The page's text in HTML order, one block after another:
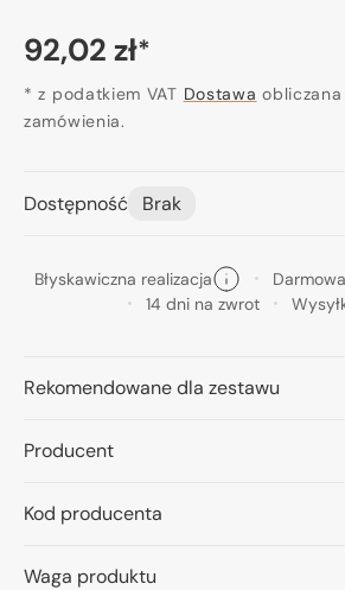
Cena
regularna
92,02 zł*
* z podatkiem VAT Dostawa
zamówienia.
Dostępność Brak
Błyskawiczna realizacja
14 dni na zwrot
Rekomendowane dla zestawu
Producent
Kod producenta
Waga produktu